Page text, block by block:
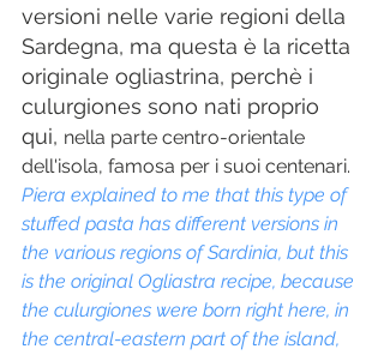
versioni nelle varie regioni della
Sardegna, ma questa è la ricetta
originale ogliastrina, perchè i
culurgiones sono nati proprio
qui, nella parte centro-orientale
dell'isola, famosa per i suoi centenari.
Piera explained to me that this type of
stuffed pasta has different versions in
the various regions of Sardinia, but this
is the original Ogliastra recipe, because
the culurgiones were born right here, in
the central-eastern part of the island,